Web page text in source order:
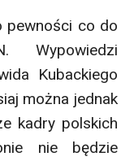
pewności co do
Wypowiedzi
Kubackiego
można jednak
kadry polskich
nie będzie